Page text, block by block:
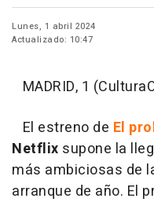
Lunes, 1 abril 2024
Actualizado: 10:47
MADRID, 1
El estreno de El
Netflix supone la
más ambiciosas de
arranque de año. El